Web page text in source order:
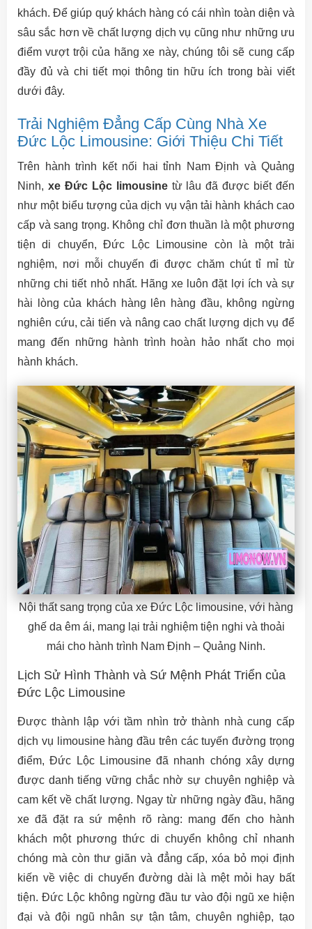
khách. Để giúp quý khách hàng có cái nhìn toàn diện và
sâu sắc hơn về chất lượng dịch vụ cũng như những ưu
điểm vượt trội của hãng xe này, chúng tôi sẽ cung cấp
đầy đủ và chi tiết mọi thông tin hữu ích trong bài viết
dưới đây.
Trải Nghiệm Đẳng Cấp Cùng Nhà Xe
Đức Lộc Limousine: Giới Thiệu Chi Tiết
Trên hành trình kết nối hai tỉnh Nam Định và Quảng
Ninh, xe Đức Lộc limousinetừ lâu đã được biết đến
như một biểu tượng của dịch vụ vận tải hành khách cao
cấp và sang trọng. Không chỉ đơn thuần là một phương
tiện di chuyển, Đức Lộc Limousine còn là một trải
nghiệm, nơi mỗi chuyến đi được chăm chút tỉ mỉ từ
những chi tiết nhỏ nhất. Hãng xe luôn đặt lợi ích và sự
hài lòng của khách hàng lên hàng đầu, không ngừng
nghiên cứu, cải tiến và nâng cao chất lượng dịch vụ để
mang đến những hành trình hoàn hảo nhất cho mọi
hành khách.
Nội thất sang trọng của xe Đức Lộc limousine, với hàng
ghế da êm ái, mang lại trải nghiệm tiện nghi và thoải
mái cho hành trình Nam Định – Quảng Ninh.
Lịch Sử Hình Thành và Sứ Mệnh Phát Triển của
Đức Lộc Limousine
Được thành lập với tầm nhìn trở thành nhà cung cấp
dịch vụ limousine hàng đầu trên các tuyến đường trọng
điểm, Đức Lộc Limousine đã nhanh chóng xây dựng
được danh tiếng vững chắc nhờ sự chuyên nghiệp và
cam kết về chất lượng. Ngay từ những ngày đầu, hãng
xe đã đặt ra sứ mệnh rõ ràng: mang đến cho hành
khách một phương thức di chuyển không chỉ nhanh
chóng mà còn thư giãn và đẳng cấp, xóa bỏ mọi định
kiến về việc di chuyển đường dài là mệt mỏi hay bất
tiện. Đức Lộc không ngừng đầu tư vào đội ngũ xe hiện
đại và đội ngũ nhân sự tận tâm, chuyên nghiệp, tạo